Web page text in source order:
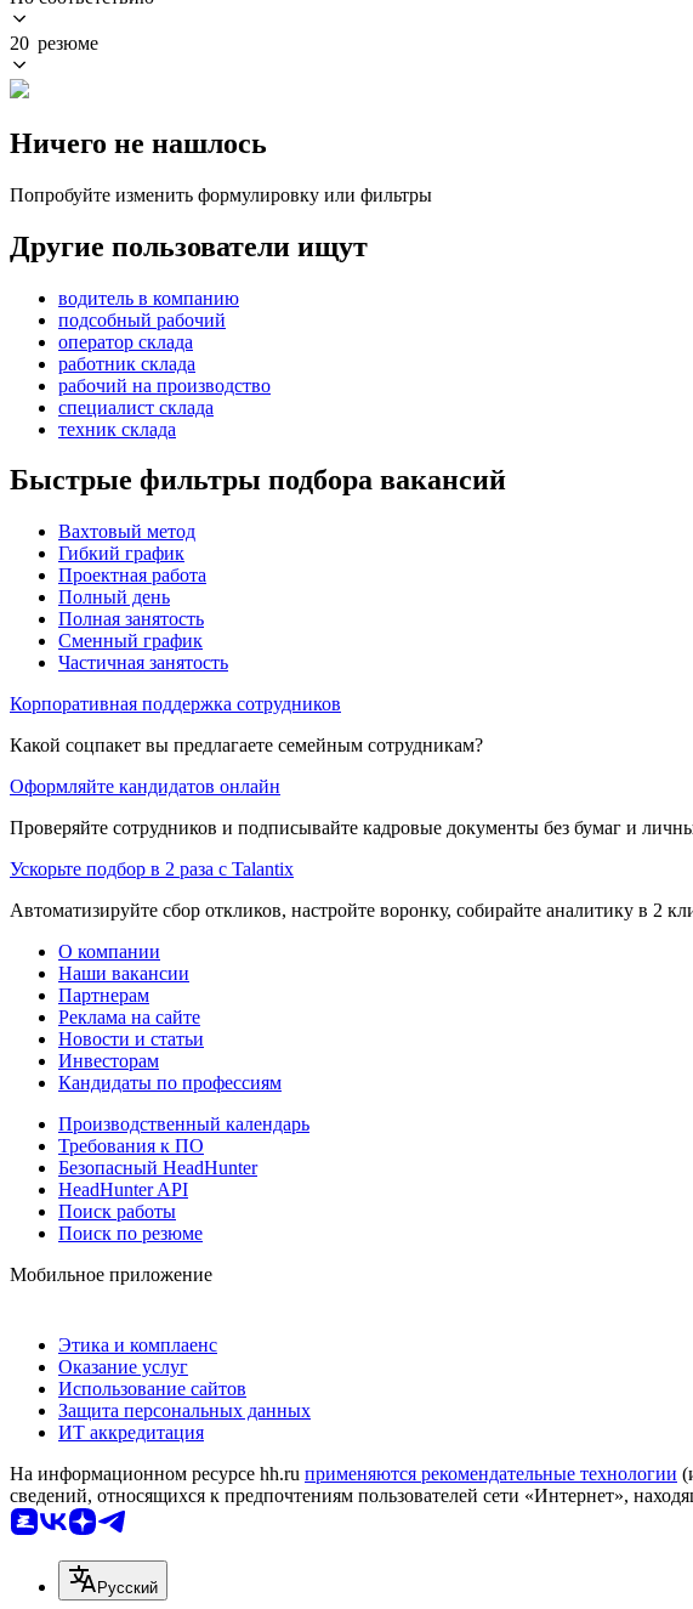
20 резюме
Ничего не нашлось
Попробуйте изменить формулировку или фильтры
Другие пользователи ищут
водитель в компанию
подсобный рабочий
оператор склада
работник склада
рабочий на производство
специалист склада
техник склада
Быстрые фильтры подбора вакансий
Вахтовый метод
Гибкий график
Проектная работа
Полный день
Полная занятость
Сменный график
Частичная занятость
Корпоративная поддержка сотрудников
Какой соцпакет вы предлагаете семейным сотрудникам?
Оформляйте кандидатов онлайн
Проверяйте сотрудников и подписывайте кадровые документы без бумаг и
Ускорьте подбор в 2 раза с Talantix
Автоматизируйте сбор откликов, настройте воронку, собирайте аналитику в 2
О компании
Наши вакансии
Партнерам
Реклама на сайте
Новости и статьи
Инвесторам
Кандидаты по профессиям
Производственный календарь
Требования к ПО
Безопасный HeadHunter
HeadHunter API
Поиск работы
Поиск по резюме
Мобильное приложение
Этика и комплаенс
Оказание услуг
Использование сайтов
Защита персональных данных
ИТ аккредитация
На информационном ресурсе hh.ru применяются рекомендательные технологии
сведений, относящихся к предпочтениям пользователей сети «Интернет»,
Русский